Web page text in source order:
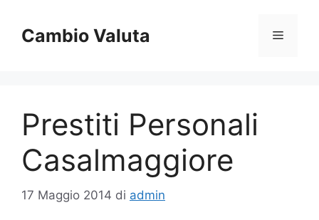
contenuto
Cambio Valuta Menu
Prestiti Personali
Casalmaggiore
17 Maggio 2014 di admin